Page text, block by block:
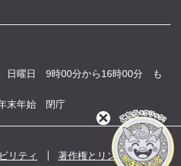
日曜日 9時00分から16時00分 も
末年始 閉庁
リティ 著作権とリンク
閉